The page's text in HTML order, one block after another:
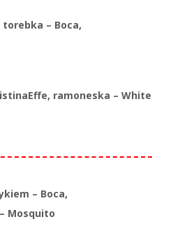
– Boca,
ramoneska – White
– Boca,
Mosquito